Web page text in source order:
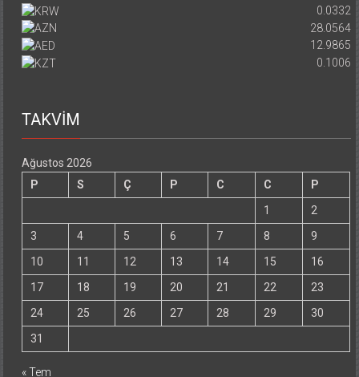
0.0332
28.0564
12.9865
0.1006
TAKVİM
Ağustos 2026
P
S Ç P C C
P
1
2
3
4 5 6 7 8
9
10
11 12 13 14 15
16
17
18 19 20 21 22
23
24
25 26 27 28 29
30
31
« Tem